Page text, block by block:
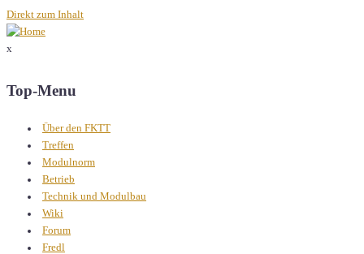
Direkt zum Inhalt
x
Top-Menu
Über den FKTT
Treffen
Modulnorm
Betrieb
Technik und Modulbau
Wiki
Forum
Fredl